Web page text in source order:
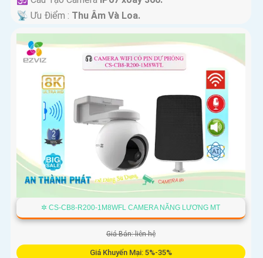
️📡 Ưu Điểm : Thu Âm Và Loa.
✲ CS-CB8-R200-1M8WFL CAMERA NĂNG LƯƠNG MT
Giá Bán: liên hệ
Giá Khuyến Mại: 5%-35%